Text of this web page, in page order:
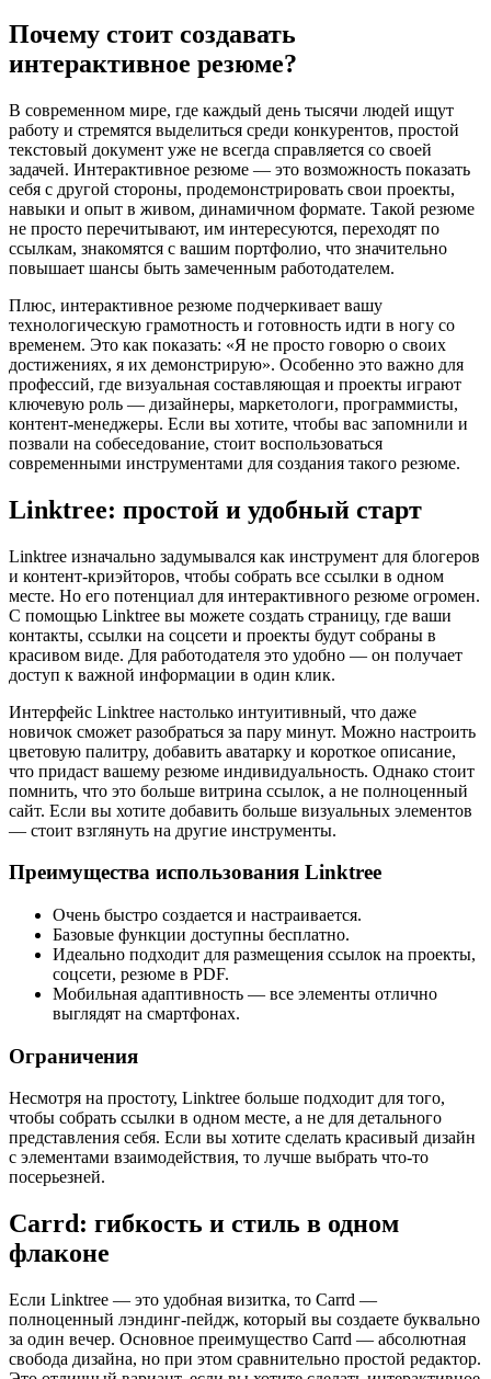
Почему стоит создавать
интерактивное резюме?
В современном мире, где каждый день тысячи людей ищут
работу и стремятся выделиться среди конкурентов, простой
текстовый документ уже не всегда справляется со своей
задачей. Интерактивное резюме — это возможность показать
себя с другой стороны, продемонстрировать свои проекты,
навыки и опыт в живом, динамичном формате. Такой резюме
не просто перечитывают, им интересуются, переходят по
ссылкам, знакомятся с вашим портфолио, что значительно
повышает шансы быть замеченным работодателем.
Плюс, интерактивное резюме подчеркивает вашу
технологическую грамотность и готовность идти в ногу со
временем. Это как показать: «Я не просто говорю о своих
достижениях, я их демонстрирую». Особенно это важно для
профессий, где визуальная составляющая и проекты играют
ключевую роль — дизайнеры, маркетологи, программисты,
контент-менеджеры. Если вы хотите, чтобы вас запомнили и
позвали на собеседование, стоит воспользоваться
современными инструментами для создания такого резюме.
Linktree: простой и удобный старт
Linktree изначально задумывался как инструмент для блогеров
и контент-криэйторов, чтобы собрать все ссылки в одном
месте. Но его потенциал для интерактивного резюме огромен.
С помощью Linktree вы можете создать страницу, где ваши
контакты, ссылки на соцсети и проекты будут собраны в
красивом виде. Для работодателя это удобно — он получает
доступ к важной информации в один клик.
Интерфейс Linktree настолько интуитивный, что даже
новичок сможет разобраться за пару минут. Можно настроить
цветовую палитру, добавить аватарку и короткое описание,
что придаст вашему резюме индивидуальность. Однако стоит
помнить, что это больше витрина ссылок, а не полноценный
сайт. Если вы хотите добавить больше визуальных элементов
— стоит взглянуть на другие инструменты.
Преимущества использования Linktree
Очень быстро создается и настраивается.
Базовые функции доступны бесплатно.
Идеально подходит для размещения ссылок на проекты,
соцсети, резюме в PDF.
Мобильная адаптивность — все элементы отлично
выглядят на смартфонах.
Ограничения
Несмотря на простоту, Linktree больше подходит для того,
чтобы собрать ссылки в одном месте, а не для детального
представления себя. Если вы хотите сделать красивый дизайн
с элементами взаимодействия, то лучше выбрать что-то
посерьезней.
Carrd: гибкость и стиль в одном
флаконе
Если Linktree — это удобная визитка, то Carrd —
полноценный лэндинг-пейдж, который вы создаете буквально
за один вечер. Основное преимущество Carrd — абсолютная
свобода дизайна, но при этом сравнительно простой редактор.